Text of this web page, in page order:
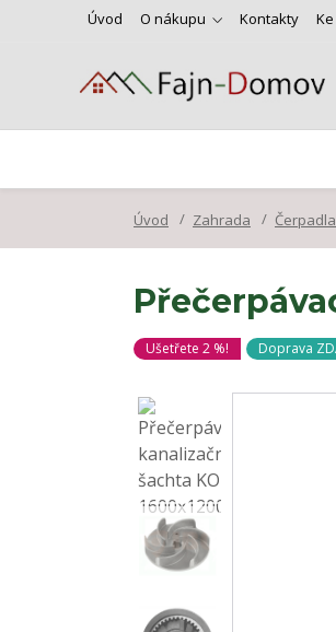
Úvod O nákupu Kontakty
Úvod Zahrada
Ušetřete 2 %! Doprava